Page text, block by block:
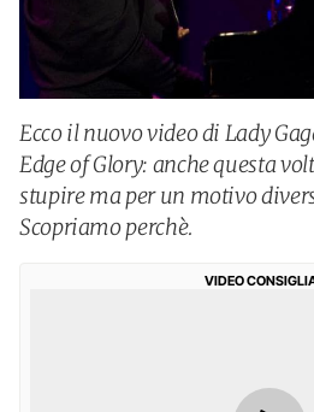
Ecco il nuovo video di Lady
Edge of Glory: anche questa
stupire ma per un motivo
Scopriamo perchè.
VIDEO